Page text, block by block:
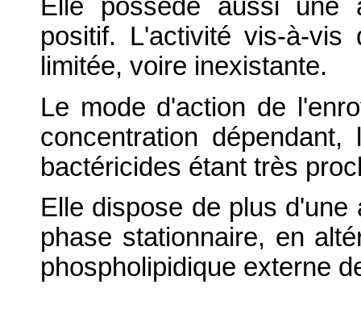
Elle possède aussi une
positif. L'activité vis-à-
limitée, voire inexistante.
Le mode d'action de
concentration
bactéricides étant très
Elle dispose de plus
phase stationnaire, en
phospholipidique externe